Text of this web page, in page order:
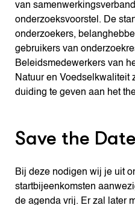
van
onderzoeksvoorstel. De
onderzoekers,
gebruikers van
Beleidsmedewerkers van
Natuur en Voedselkwaliteit
duiding te geven aan het
Save the Date
Bij deze nodigen wij je uit
startbijeenkomsten
de agenda vrij. Er zal later